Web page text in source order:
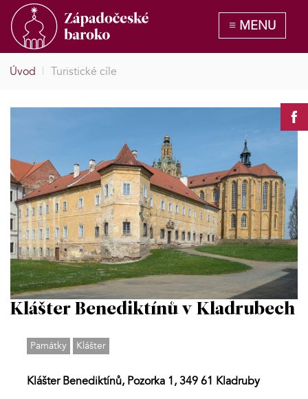
Úvod | Turistické cíle
Klášter Benediktínů v Kladrubech
Památky Klášter
Klášter Benediktínů, Pozorka 1, 349 61 Kladruby